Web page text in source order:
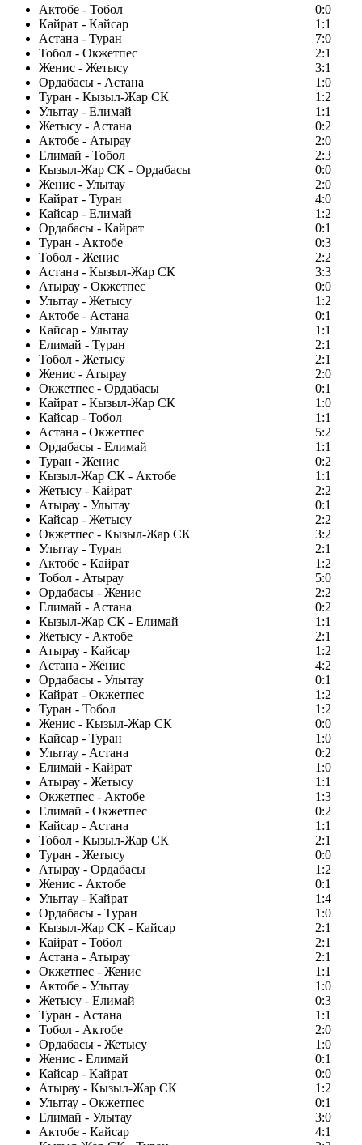
Актобе - Тобол
0:0
Кайрат - Кайсар
1:1
Астана - Туран
7:0
Тобол - Окжетпес
2:1
Женис - Жетысу
3:1
Ордабасы - Астана
1:0
Туран - Кызыл-Жар СК
1:2
Улытау - Елимай
1:1
Жетысу - Астана
0:2
Актобе - Атырау
2:0
Елимай - Тобол
2:3
Кызыл-Жар СК - Ордабасы
0:0
Женис - Улытау
2:0
Кайрат - Туран
4:0
Кайсар - Елимай
1:2
Ордабасы - Кайрат
0:1
Туран - Актобе
0:3
Тобол - Женис
2:2
Астана - Кызыл-Жар СК
3:3
Атырау - Окжетпес
0:0
Улытау - Жетысу
1:2
Актобе - Астана
0:1
Кайсар - Улытау
1:1
Елимай - Туран
2:1
Тобол - Жетысу
2:1
Женис - Атырау
2:0
Окжетпес - Ордабасы
0:1
Кайрат - Кызыл-Жар СК
1:0
Кайсар - Тобол
1:1
Астана - Окжетпес
5:2
Ордабасы - Елимай
1:1
Туран - Женис
0:2
Кызыл-Жар СК - Актобе
1:1
Жетысу - Кайрат
2:2
Атырау - Улытау
0:1
Кайсар - Жетысу
2:2
Окжетпес - Кызыл-Жар СК
3:2
Улытау - Туран
2:1
Актобе - Кайрат
1:2
Тобол - Атырау
5:0
Ордабасы - Женис
2:2
Елимай - Астана
0:2
Кызыл-Жар СК - Елимай
1:1
Жетысу - Актобе
2:1
Атырау - Кайсар
1:2
Астана - Женис
4:2
Ордабасы - Улытау
0:1
Кайрат - Окжетпес
1:2
Туран - Тобол
1:2
Женис - Кызыл-Жар СК
0:0
Кайсар - Туран
1:0
Улытау - Астана
0:2
Елимай - Кайрат
1:0
Атырау - Жетысу
1:1
Окжетпес - Актобе
1:3
Елимай - Окжетпес
0:2
Кайсар - Астана
1:1
Тобол - Кызыл-Жар СК
2:1
Туран - Жетысу
0:0
Атырау - Ордабасы
1:2
Женис - Актобе
0:1
Улытау - Кайрат
1:4
Ордабасы - Туран
1:0
Кызыл-Жар СК - Кайсар
2:1
Кайрат - Тобол
2:1
Астана - Атырау
2:1
Окжетпес - Женис
1:1
Актобе - Улытау
1:0
Жетысу - Елимай
0:3
Туран - Астана
1:1
Тобол - Актобе
2:0
Ордабасы - Жетысу
1:0
Женис - Елимай
0:1
Кайсар - Кайрат
0:0
Атырау - Кызыл-Жар СК
1:2
Улытау - Окжетпес
0:1
Елимай - Улытау
3:0
Актобе - Кайсар
4:1